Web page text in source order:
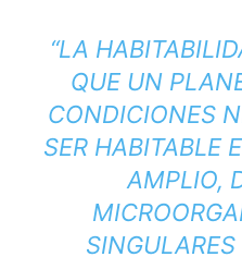
“LA
QUE UN
CONDICIONES
SER HABITABLE
AMPLIO,